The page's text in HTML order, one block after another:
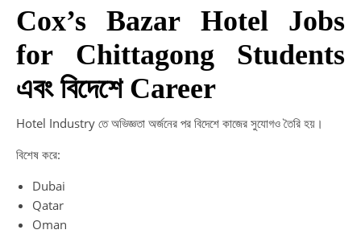
Cox’s Bazar Hotel Jobs
for Chittagong Students
এবং বিদেশে Career
Hotel Industry তে অভিজ্ঞতা অর্জনের পর বিদেশে কাজের সুযোগও তৈরি হয়।
বিশেষ করে:
Dubai
Qatar
Oman